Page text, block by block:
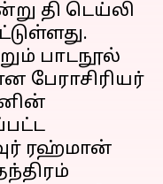
தி டெய்லி
பாடநூல்
பேராசிரியர்
ரஹ்மான்